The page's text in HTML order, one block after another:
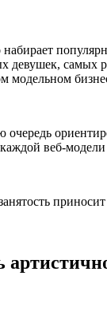
девушек, самых
модельном
очередь
веб-модели